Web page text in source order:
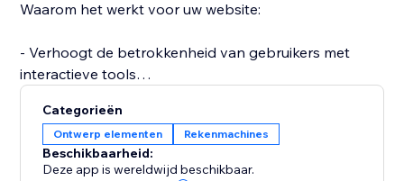
Waarom het werkt voor uw website:
- Verhoogt de betrokkenheid van gebruikers met
interactieve tools
- Bouwt vertrouwen op met nuttige
gezondheidsinzichten
- Helpt bezoekers om te zetten in klanten
Categorieën
Ontwerp elementen Rekenmachines
Beschikbaarheid:
Deze app is wereldwijd beschikbaar.